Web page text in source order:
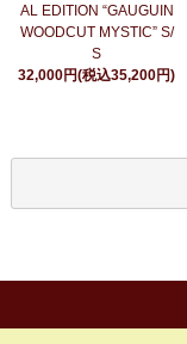
AL EDITION “GAUGUIN
WOODCUT MYSTIC” S/
S
32,000円(税込35,200円)